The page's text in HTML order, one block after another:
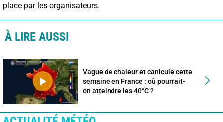
place par les organisateurs.
À LIRE AUSSI
Vague de chaleur et canicule cette
semaine en France : où pourrait-
on atteindre les 40°C ?